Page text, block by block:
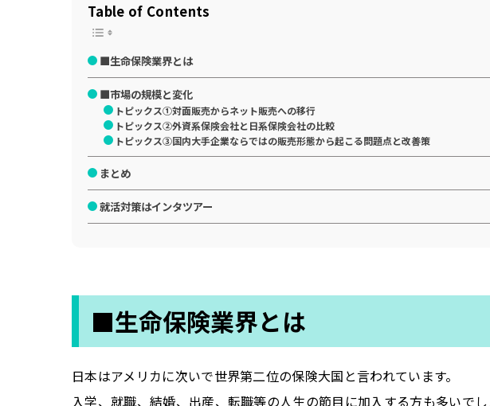
Table of Contents
■生命保険業界とは
■市場の規模と変化
トピックス①対面販売からネット販売への移行
トピックス②外資系保険会社と日系保険会社の比較
トピックス③国内大手企業ならではの販売形態から起こる問題点と改善策
まとめ
就活対策はインタツアー
■生命保険業界とは
日本はアメリカに次いで世界第二位の保険大国と言われています。
入学、就職、結婚、出産、転職等の人生の節目に加入する方も多いでし